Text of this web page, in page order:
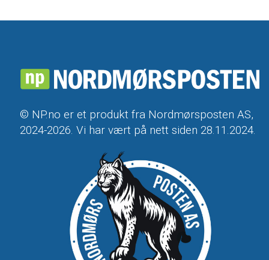
© NP.no er et produkt fra Nordmørsposten AS,
2024-2026. Vi har vært på nett siden 28.11.2024.